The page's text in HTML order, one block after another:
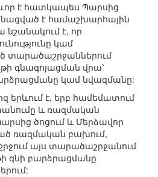
է հատկապես Պարսից
է համաշխարհային
նշանակում է, որ
կամ
տարածաշրջաններում
գնագոյացման վրա՝
կամ նվազմանը:
է, երբ համեմատում
և ռազմական
ծոցում և Մերձավոր
ռազմական բախում,
այս տարածաշրջանում
գնի բարձրացմանը